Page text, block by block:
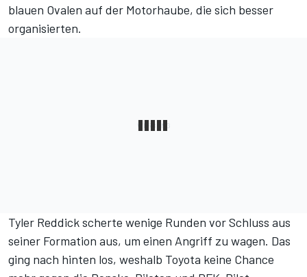
blauen Ovalen auf der Motorhaube, die sich besser
organisierten.
Tyler Reddick scherte wenige Runden vor Schluss aus
seiner Formation aus, um einen Angriff zu wagen. Das
ging nach hinten los, weshalb Toyota keine Chance